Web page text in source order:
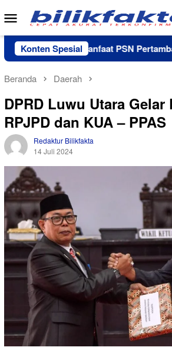
Loncat
ke
konten
Menu
Mobile
Konten Spesial
Menyoal Manfaat PSN
Beranda Daerah
DPRD Luwu Utara Gelar
RPJPD dan KUA – PPAS
Redaktur Bilikfakta
14 Juli 2024